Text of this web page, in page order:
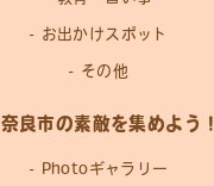
お出かけスポット
その他
奈良市の素敵を集めよう！
Photoギャラリー